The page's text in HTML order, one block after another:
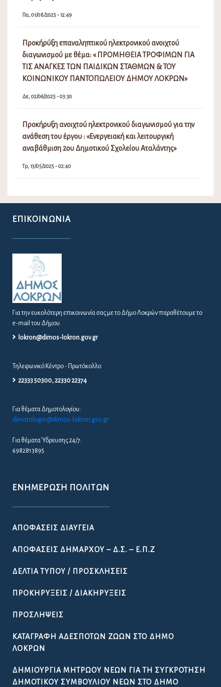
Πα, 01/08/2025 - 12:49
Προκήρύξη επαναληπτικού ηλεκτρονικού ανοιχτού
διαγωνισμού με θέμα: « ΠΡΟΜΗΘΕΙΑ ΤΡΟΦΙΜΩΝ ΓΙΑ
ΤΙΣ ΑΝΑΓΚΕΣ ΤΩΝ ΠΑΙΔΙΚΩΝ ΣΤΑΘΜΩΝ & ΤΟΥ
ΚΟΙΝΩΝΙΚΟΥ ΠΑΝΤΟΠΩΛΕΙΟΥ ΔΗΜΟΥ ΛΟΚΡΩΝ»
Δε, 02/06/2025 - 03:30
Προκήρυξη ανοιχτού ηλεκτρονικού διαγωνισμού για την
ανάθεση του έργου : «Ενεργειακή και λειτουργική
αναβάθμιση 2ου Δημοτικού Σχολείου Αταλάντης»
Τρ, 13/05/2025 - 02:40
ΕΠΙΚΟΙΝΩΝΊΑ
Για την ευκολότερη επικοινωνία σας με το Δήμο Λοκρών παραθέτουμε το
e-mail του Δήμου.
lokron@dimos-lokron.gov.gr
Τηλεφωνικό Κέντρο - Πρωτόκολλο
22333 50300, 22330 22374
Για θέματα Δημοτολογίου:
dimotologio@dimos-lokron.gov.gr
Για θέματα Ύδρευσης 24/7:
6982813895
ΕΝΗΜΈΡΩΣΗ ΠΟΛΙΤΏΝ
ΑΠΟΦΆΣΕΙΣ ΔΙΑΎΓΕΙΑ
ΑΠΟΦΆΣΕΙΣ ΔΗΜΆΡΧΟΥ – Δ.Σ. – Ε.Π.Ζ
ΔΕΛΤΊΑ ΤΎΠΟΥ / ΠΡΟΣΚΛΉΣΕΙΣ
ΠΡΟΚΗΡΎΞΕΙΣ / ΔΙΑΚΗΡΎΞΕΙΣ
ΠΡΟΣΛΉΨΕΙΣ
ΚΑΤΑΓΡΑΦΉ ΑΔΈΣΠΟΤΩΝ ΖΏΩΝ ΣΤΟ ΔΉΜΟ
ΛΟΚΡΏΝ
ΔΗΜΙΟΥΡΓΊΑ ΜΗΤΡΏΟΥ ΝΈΩΝ ΓΙΑ ΤΗ ΣΥΓΚΡΌΤΗΣΗ
ΔΗΜΟΤΙΚΟΎ ΣΥΜΒΟΥΛΊΟΥ ΝΈΩΝ ΣΤΟ ΔΉΜΟ